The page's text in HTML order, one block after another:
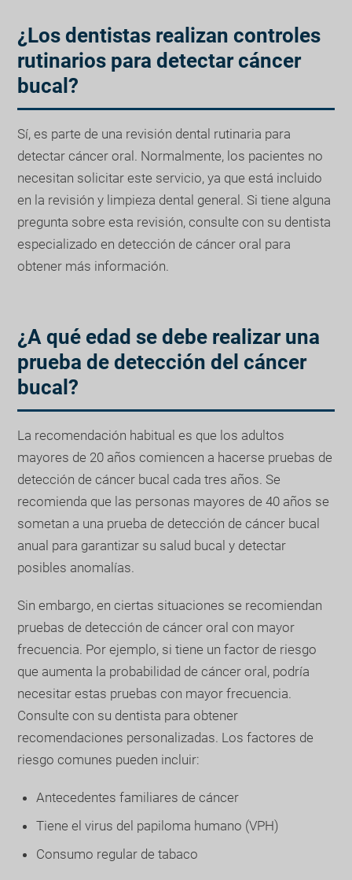
¿Los dentistas realizan controles
rutinarios para detectar cáncer
bucal?
Sí, es parte de una revisión dental rutinaria para
detectar cáncer oral. Normalmente, los pacientes no
necesitan solicitar este servicio, ya que está incluido
en la revisión y limpieza dental general. Si tiene alguna
pregunta sobre esta revisión, consulte con su dentista
especializado en detección de cáncer oral para
obtener más información.
¿A qué edad se debe realizar una
prueba de detección del cáncer
bucal?
La recomendación habitual es que los adultos
mayores de 20 años comiencen a hacerse pruebas de
detección de cáncer bucal cada tres años. Se
recomienda que las personas mayores de 40 años se
sometan a una prueba de detección de cáncer bucal
anual para garantizar su salud bucal y detectar
posibles anomalías.
Sin embargo, en ciertas situaciones se recomiendan
pruebas de detección de cáncer oral con mayor
frecuencia. Por ejemplo, si tiene un factor de riesgo
que aumenta la probabilidad de cáncer oral, podría
necesitar estas pruebas con mayor frecuencia.
Consulte con su dentista para obtener
recomendaciones personalizadas. Los factores de
riesgo comunes pueden incluir:
Antecedentes familiares de cáncer
Tiene el virus del papiloma humano (VPH)
Consumo regular de tabaco